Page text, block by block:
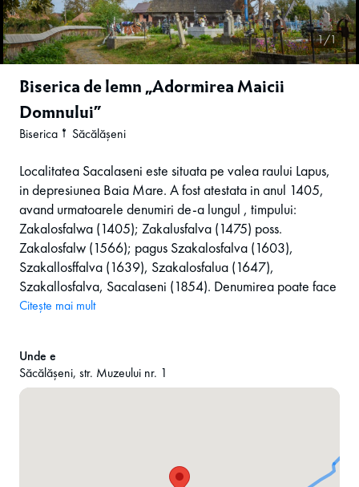
1/1
Biserica de lemn „Adormirea Maicii
Domnului”
Biserica Săcălășeni
Localitatea Sacalaseni este situata pe valea raului Lapus,
in depresiunea Baia Mare. A fost atestata in anul 1405,
avand urmatoarele denumiri de-a lungul , timpului:
Zakalosfalwa (1405); Zakalusfalva (1475) poss.
Zakalosfalw (1566); pagus Szakalosfalva (1603),
Szakallosffalva (1639), Szakalosfalua (1647),
Szakallosfalva, Sacalaseni (1854). Denumirea poate face
apel la magh. „sakalos” barbos sau la „sacalus”- tun mic,
(Szakalosfalva), dupa care in documente s-a notat
denumirea de Sacalaseni (Szekeleseny), adica „oamenii
Biserica de lemn din Sacalaseni este amplasata pe malul
Citește mai mult
Unde e
Săcălășeni, str. Muzeului nr. 1